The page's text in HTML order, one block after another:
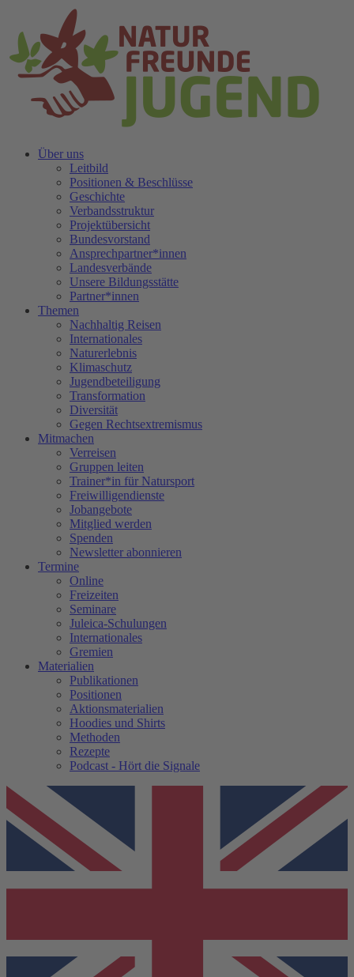
Über uns
Leitbild
Positionen & Beschlüsse
Geschichte
Verbandsstruktur
Projektübersicht
Bundesvorstand
Ansprechpartner*innen
Landesverbände
Unsere Bildungsstätte
Partner*innen
Themen
Nachhaltig Reisen
Internationales
Naturerlebnis
Klimaschutz
Jugendbeteiligung
Transformation
Diversität
Gegen Rechtsextremismus
Mitmachen
Verreisen
Gruppen leiten
Trainer*in für Natursport
Freiwilligendienste
Jobangebote
Mitglied werden
Spenden
Newsletter abonnieren
Termine
Online
Freizeiten
Seminare
Juleica-Schulungen
Internationales
Gremien
Materialien
Publikationen
Positionen
Aktionsmaterialien
Hoodies und Shirts
Methoden
Rezepte
Podcast - Hört die Signale